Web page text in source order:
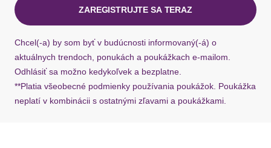
ZAREGISTRUJTE SA TERAZ
Chcel(-a) by som byť v budúcnosti informovaný(-á) o
aktuálnych trendoch, ponukách a poukážkach e-mailom.
Odhlásiť sa možno kedykoľvek a bezplatne.
**Platia všeobecné podmienky používania poukážok. Poukážka
neplatí v kombinácii s ostatnými zľavami a poukážkami.